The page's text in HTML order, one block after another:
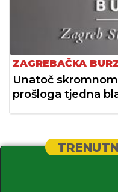
ZAGREBAČKA
Unatoč
prošloga tjedna